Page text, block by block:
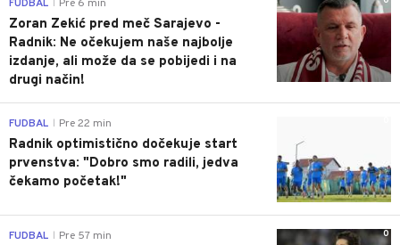
FUDBAL Pre 6 min
Zoran Zekić pred meč Sarajevo -
Radnik: Ne očekujem naše najbolje
izdanje, ali može da se pobijedi i na
drugi način!
FUDBAL Pre 22 min
Radnik optimistično dočekuje start
prvenstva: "Dobro smo radili, jedva
čekamo početak!"
0
FUDBAL Pre 57 min